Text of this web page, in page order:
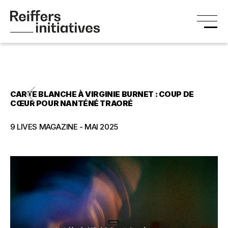
CARTE BLANCHE À VIRGINIE BURNET : COUP DE
CŒUR POUR NANTÉNÉ TRAORÉ
9 LIVES MAGAZINE - MAI 2025